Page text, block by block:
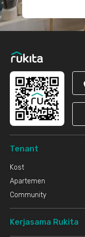
Tenant
Kost
Apartemen
Community
Kerjasama Rukita